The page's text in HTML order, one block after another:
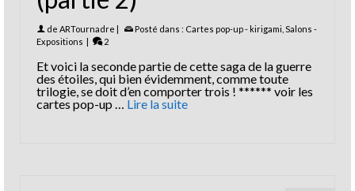
de ARTournadre | Posté dans : Cartes pop-up - kirigami Salons -
Expositions | 2
Et voici la seconde partie de cette saga de la guerre
des étoiles, qui bien évidemment, comme toute
trilogie, se doit d’en comporter trois ! ****** voir les
cartes pop-up … Lire la suite